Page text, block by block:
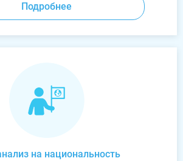
Подробнее
на национальность